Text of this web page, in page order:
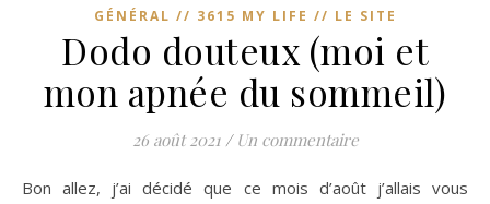
GÉNÉRAL // 3615 MY LIFE // LE SITE
Dodo douteux (moi et
mon apnée du sommeil)
26 août 2021 / Un commentaire
Bon allez, j’ai décidé que ce mois d’août j’allais vous